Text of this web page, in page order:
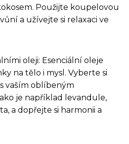
Použijte koupelovou
a užívejte si relaxaci ve
oleji: Esenciální oleje
na tělo i mysl. Vyberte si
vaším oblíbeným
je například levandule,
a dopřejte si harmonii a